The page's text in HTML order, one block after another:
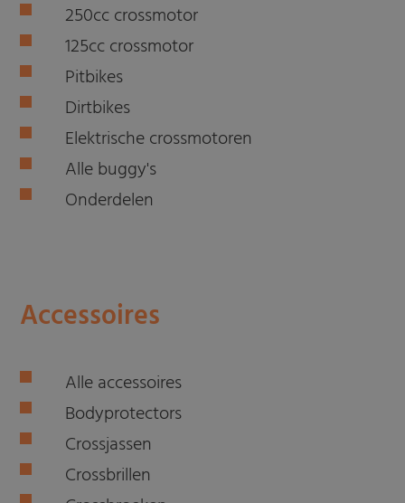
250cc crossmotor
125cc crossmotor
Pitbikes
Dirtbikes
Elektrische crossmotoren
Alle buggy's
Onderdelen
Accessoires
Alle accessoires
Bodyprotectors
Crossjassen
Crossbrillen